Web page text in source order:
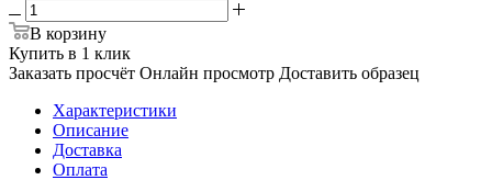
В корзину
Купить в 1 клик
Заказать просчёт Онлайн просмотр Доставить образец
Характеристики
Описание
Доставка
Оплата